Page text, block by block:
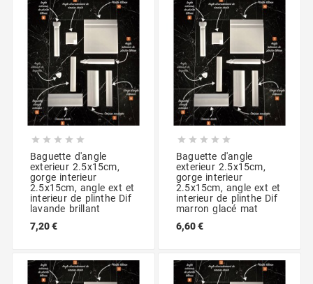
    
Baguette d'angle
exterieur 2.5x15cm,
gorge interieur
2.5x15cm, angle ext et
interieur de plinthe Dif
lavande brillant
7,20 €
    
Baguette d'angle
exterieur 2.5x15cm,
gorge interieur
2.5x15cm, angle ext et
interieur de plinthe Dif
marron glacé mat
6,60 €